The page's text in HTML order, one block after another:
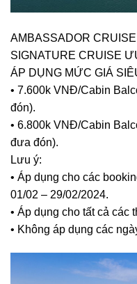
AMBASSADOR
SIGNATURE CRUISE
ÁP DỤNG MỨC GIÁ
• 7.600k VNĐ/Cabin
đón).
• 6.800k VNĐ/Cabin
đưa đón).
Lưu ý:
• Áp dụng cho các
01/02 – 29/02/2024.
• Áp dụng cho tất cả các
• Không áp dụng các